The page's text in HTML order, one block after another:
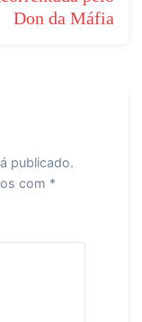
Don da Máfia
publicado.
com *